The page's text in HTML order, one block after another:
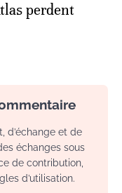
perdent
d’échange et de
échanges sous
de contribution,
d’utilisation.